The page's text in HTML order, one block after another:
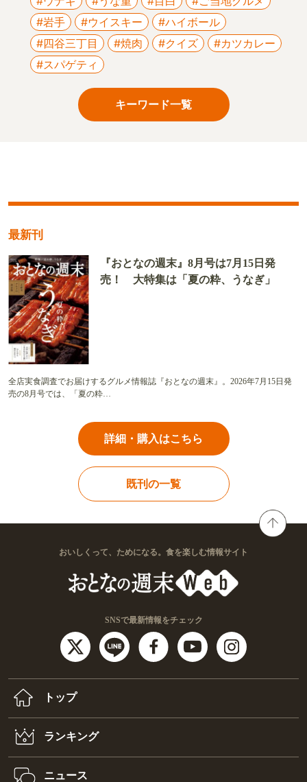
#岩手
#ウイスキー
#ハイボール
#四谷三丁目
#焼肉 #クイズ
#カツカレー
#スパゲティ
キーワード一覧
最新刊
『おとなの週末』8月号は7月15日発
売！ 大特集は「夏の粋、うなぎ」
全店実食調査でお届けするグルメ情報誌『おとなの週末』。2026年7月15日発
売の8月号では、「夏の粋…
詳細・購入はこちら
既刊の一覧
おいしくって、ためになる。食を楽しむ情報サイト
SNSで最新情報をチェック
トップ
ランキング
ニュース